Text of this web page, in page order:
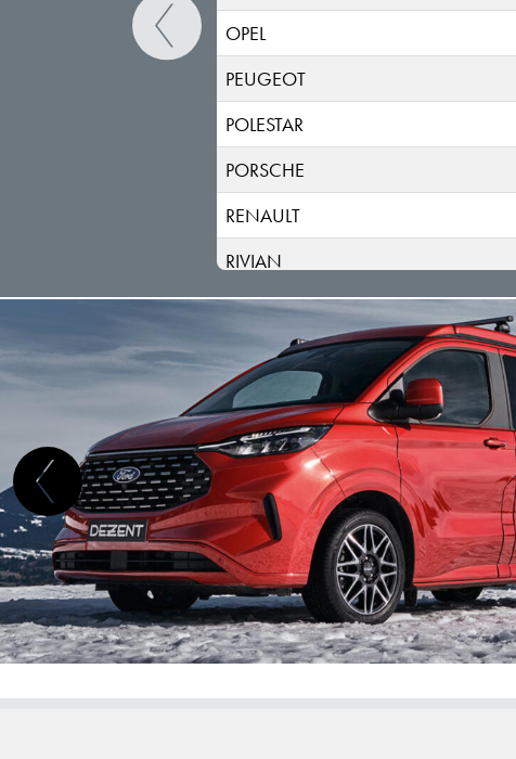
OPEL
PEUGEOT
POLESTAR
PORSCHE
RENAULT
RIVIAN
SAAB
SEAT
SERES
SKODA
SKYWELL
SMART
STREETSCOOTER
SUBARU
SUZUKI